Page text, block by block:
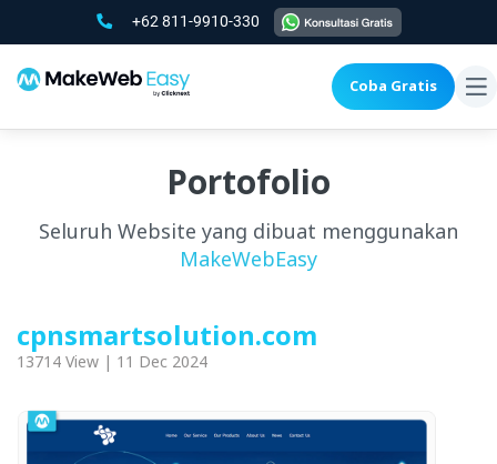
+62 811-9910-330
Coba Gratis
Portofolio
Seluruh Website yang dibuat menggunakan
MakeWebEasy
cpnsmartsolution.com
13714 View | 11 Dec 2024